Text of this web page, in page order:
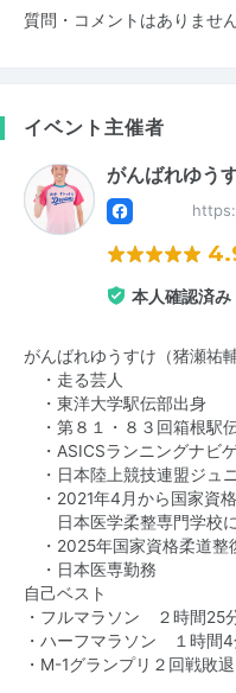
質問・コメントはありません
イベント主催者
がんばれゆう
本人確認済み
がんばれゆうすけ（猪瀬祐輔
・走る芸人
・東洋大学駅伝部出身
・第８１・８３回箱根駅
・ASICSランニングナビ
・日本陸上競技連盟ジュ
・2021年4月から国家資
日本医学柔整専門学校に
・2025年国家資格柔道整
・日本医専勤務
自己ベスト
・フルマラソン ２時間25
・ハーフマラソン １時間
・M-1グランプリ２回戦敗退